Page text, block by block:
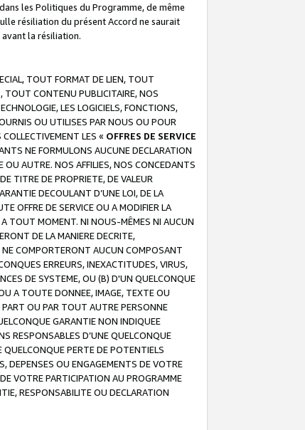
les Politiques du Programme, de même
résiliation du présent Accord ne saurait
la résiliation.
TOUT FORMAT DE LIEN, TOUT
TOUT CONTENU PUBLICITAIRE, NOS
LES LOGICIELS, FONCTIONS,
OU UTILISES PAR NOUS OU POUR
LES « OFFRES DE SERVICE
NE FORMULONS AUCUNE DECLARATION
OU AUTRE. NOS AFFILIES, NOS CONCEDANTS
TITRE DE PROPRIETE, DE VALEUR
DECOULANT D’UNE LOI, DE LA
OFFRE DE SERVICE OU A MODIFIER LA
A TOUT MOMENT. NI NOUS-MÊMES NI AUCUN
DE LA MANIERE DECRITE,
NE COMPORTERONT AUCUN COMPOSANT
ERREURS, INEXACTITUDES, VIRUS,
DE SYSTEME, OU (B) D'UN QUELCONQUE
A TOUTE DONNEE, IMAGE, TEXTE OU
OU PAR TOUT AUTRE PERSONNE
GARANTIE NON INDIQUEE
RESPONSABLES D’UNE QUELCONQUE
PERTE DE POTENTIELS
DEPENSES OU ENGAGEMENTS DE VOTRE
VOTRE PARTICIPATION AU PROGRAMME
RESPONSABILITE OU DECLARATION